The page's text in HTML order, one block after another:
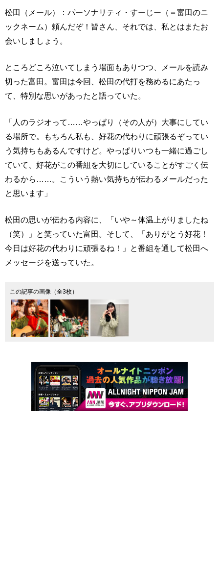
松田（メール）：パーソナリティ・すーじー（＝富田のニ
ックネーム）頼んだぞ！皆さん、それでは、私とはまたお
会いしましょう。
ところどころ泣いてしまう場面もありつつ、メールを読み
切った富田。富田は今回、松田の代打を務めるにあたっ
て、特別な思いがあったと語っていた。
「人のラジオって……やっぱり（その人が）大事にしてい
る場所で。もちろん私も、好花の代わりに頑張るぞってい
う気持ちもあるんですけど。やっぱりいつも一緒に過ごし
ていて、好花がこの番組を大切にしていることがすごく伝
わるから……。こういう熱い気持ちが伝わるメールだった
と思います」
松田の思いが伝わる内容に、「いや～体温上がりましたね
（笑）」と笑っていた富田。そして、「ありがとう好花！
今日は好花の代わりに頑張るね！」と番組を通して松田へ
メッセージを送っていた。
この記事の画像（全3枚）